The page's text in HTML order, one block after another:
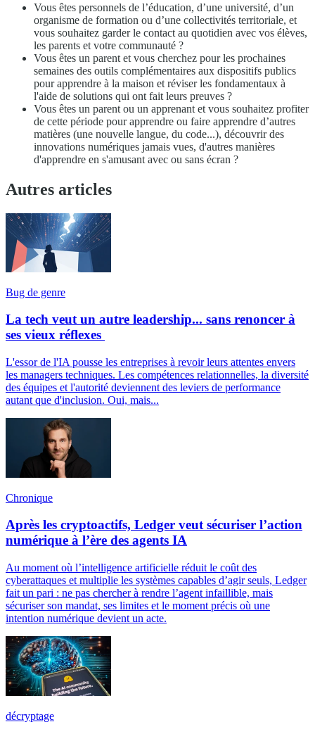
Vous êtes personnels de l’éducation, d’une université, d’un
organisme de formation ou d’une collectivités territoriale, et
vous souhaitez garder le contact au quotidien avec vos élèves,
les parents et votre communauté ?
Vous êtes un parent et vous cherchez pour les prochaines
semaines des outils complémentaires aux dispositifs publics
pour apprendre à la maison et réviser les fondamentaux à
l'aide de solutions qui ont fait leurs preuves ?
Vous êtes un parent ou un apprenant et vous souhaitez profiter
de cette période pour apprendre ou faire apprendre d’autres
matières (une nouvelle langue, du code...), découvrir des
innovations numériques jamais vues, d'autres manières
d'apprendre en s'amusant avec ou sans écran ?
Autres articles
Bug de genre
La tech veut un autre leadership... sans renoncer à
ses vieux réflexes
L'essor de l'IA pousse les entreprises à revoir leurs attentes envers
les managers techniques. Les compétences relationnelles, la diversité
des équipes et l'autorité deviennent des leviers de performance
autant que d'inclusion. Oui, mais...
Chronique
Après les cryptoactifs, Ledger veut sécuriser l’action
numérique à l’ère des agents IA
Au moment où l’intelligence artificielle réduit le coût des
cyberattaques et multiplie les systèmes capables d’agir seuls, Ledger
fait un pari : ne pas chercher à rendre l’agent infaillible, mais
sécuriser son mandat, ses limites et le moment précis où une
intention numérique devient un acte.
décryptage